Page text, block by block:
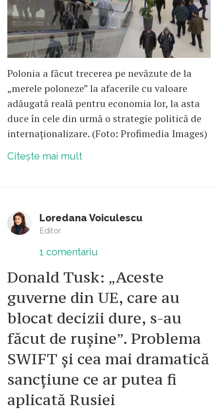
Polonia a făcut trecerea pe nevăzute de la
„merele poloneze” la afacerile cu valoare
adăugată reală pentru economia lor, la asta
duce în cele din urmă o strategie politică de
internaționalizare. (Foto: Profimedia Images)
Citește mai mult
Loredana Voiculescu
Editor
1 comentariu
Donald Tusk: „Aceste
guverne din UE, care au
blocat decizii dure, s-au
făcut de ruşine”. Problema
SWIFT și cea mai dramatică
sancțiune ce ar putea fi
aplicată Rusiei